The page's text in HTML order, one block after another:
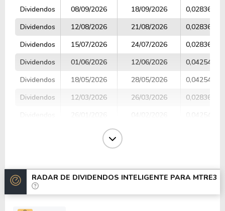
TIPO
DATA COM PAGAMENTO VALOR
Dividendos 08/09/2026 18/09/2026
0,02836214
Dividendos
12/08/2026 21/08/2026
0,02836214
Dividendos
15/07/2026 24/07/2026
0,02836214
Dividendos
01/06/2026 12/06/2026
0,04254321
Dividendos
18/05/2026 28/05/2026
0,04254300
Dividendos
12/03/2026 26/03/2026
0,02836214
22/12/2025
Dividendos
20/10/2025 04/11/2025 0,03781618
RADAR DE DIVIDENDOS INTELIGENTE PARA MTRE3